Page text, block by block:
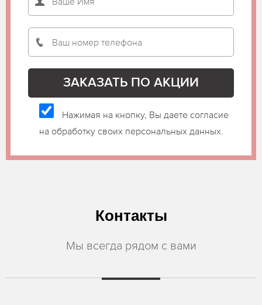
Нажимая на кнопку, Вы даете согласие
на обработку своих персональных данных.
Контакты
Мы всегда рядом с вами